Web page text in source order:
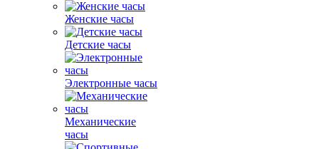
Женские часы
Детские часы
Электронные часы
Механические
часы